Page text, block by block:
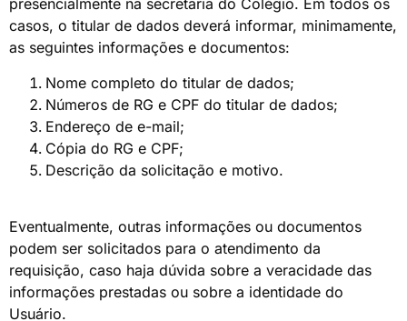
presencialmente na secretaria do Colégio. Em todos os
casos, o titular de dados deverá informar, minimamente,
as seguintes informações e documentos:
Nome completo do titular de dados;
Números de RG e CPF do titular de dados;
Endereço de e-mail;
Cópia do RG e CPF;
Descrição da solicitação e motivo.
Eventualmente, outras informações ou documentos
podem ser solicitados para o atendimento da
requisição, caso haja dúvida sobre a veracidade das
informações prestadas ou sobre a identidade do
Usuário.